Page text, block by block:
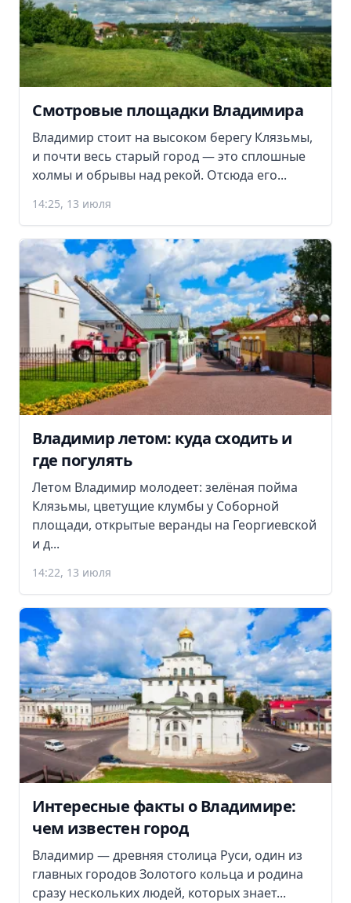
Смотровые площадки Владимира
Владимир стоит на высоком берегу Клязьмы,
и почти весь старый город — это сплошные
холмы и обрывы над рекой. Отсюда его...
14:25, 13 июля
Владимир летом: куда сходить и
где погулять
Летом Владимир молодеет: зелёная пойма
Клязьмы, цветущие клумбы у Соборной
площади, открытые веранды на Георгиевской
и д...
14:22, 13 июля
Интересные факты о Владимире:
чем известен город
Владимир — древняя столица Руси, один из
главных городов Золотого кольца и родина
сразу нескольких людей, которых знает...